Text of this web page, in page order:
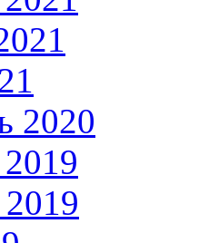
2020